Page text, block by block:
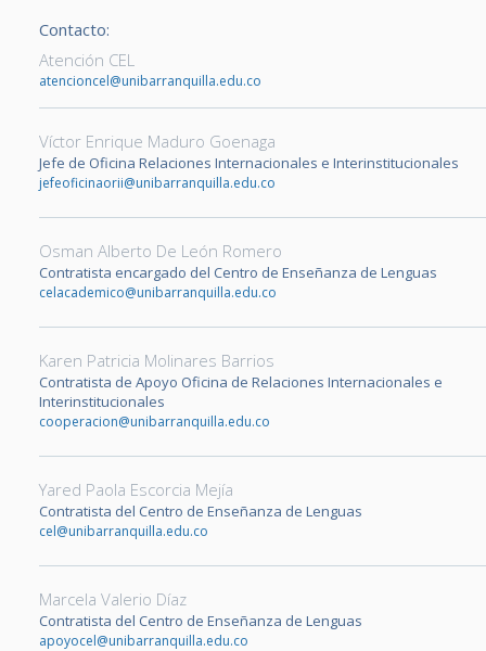
Contacto:
Atención CEL
atencioncel@unibarranquilla.edu.co
Víctor Enrique Maduro Goenaga
Jefe de Oficina Relaciones Internacionales e Interinstitucionales
jefeoficinaorii@unibarranquilla.edu.co
Osman Alberto De León Romero
Contratista encargado del Centro de Enseñanza de Lenguas
celacademico@unibarranquilla.edu.co
Karen Patricia Molinares Barrios
Contratista de Apoyo Oficina de Relaciones Internacionales e
Interinstitucionales
cooperacion@unibarranquilla.edu.co
Yared Paola Escorcia Mejía
Contratista del Centro de Enseñanza de Lenguas
cel@unibarranquilla.edu.co
Marcela Valerio Díaz
Contratista del Centro de Enseñanza de Lenguas
apoyocel@unibarranquilla.edu.co